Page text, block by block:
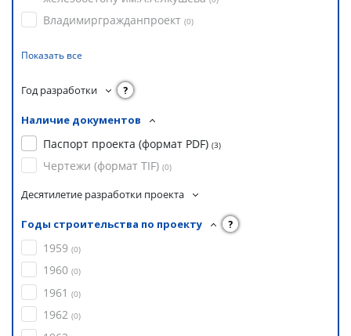
Владимиргражданпроект (0)
Показать все
Год разработки ?
Наличие документов
Паспорт проекта (формат PDF) (3)
Чертежи (формат TIF) (0)
Десятилетие разработки проекта
Годы строительства по проекту ?
1959 (0)
1960 (0)
1961 (0)
1962 (0)